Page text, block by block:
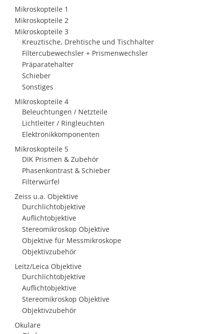
Mikroskopteile 1
Mikroskopteile 2
Mikroskopteile 3
Kreuztische, Drehtische und Tischhalter
Filtercubewechsler + Prismenwechsler
Präparatehalter
Schieber
Sonstiges
Mikroskopteile 4
Beleuchtungen / Netzteile
Lichtleiter / Ringleuchten
Elektronikkomponenten
Mikroskopteile 5
DIK Prismen & Zubehör
Phasenkontrast & Schieber
Filterwürfel
Zeiss u.a. Objektive
Durchlichtobjektive
Auflichtobjektive
Stereomikroskop Objektive
Objektive für Messmikroskope
Objektivzubehör
Leitz/Leica Objektive
Durchlichtobjektive
Auflichtobjektive
Stereomikroskop Objektive
Objektivzubehör
Okulare